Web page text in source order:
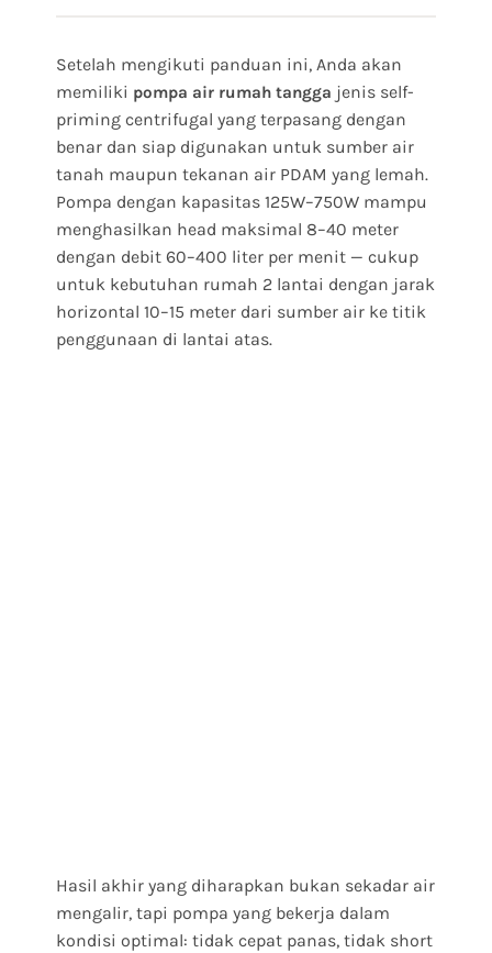
Setelah mengikuti panduan ini, Anda akan
memiliki pompa air rumah tangga jenis self-
priming centrifugal yang terpasang dengan
benar dan siap digunakan untuk sumber air
tanah maupun tekanan air PDAM yang lemah.
Pompa dengan kapasitas 125W–750W mampu
menghasilkan head maksimal 8–40 meter
dengan debit 60–400 liter per menit — cukup
untuk kebutuhan rumah 2 lantai dengan jarak
horizontal 10–15 meter dari sumber air ke titik
penggunaan di lantai atas.
Hasil akhir yang diharapkan bukan sekadar air
mengalir, tapi pompa yang bekerja dalam
kondisi optimal: tidak cepat panas, tidak short